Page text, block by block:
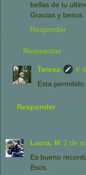
bellas de tu
Gracias y besos.
Responder
Respuestas
Teresa
6
Esta
Responder
Laura. M 2 de
Es bueno
Bsos.